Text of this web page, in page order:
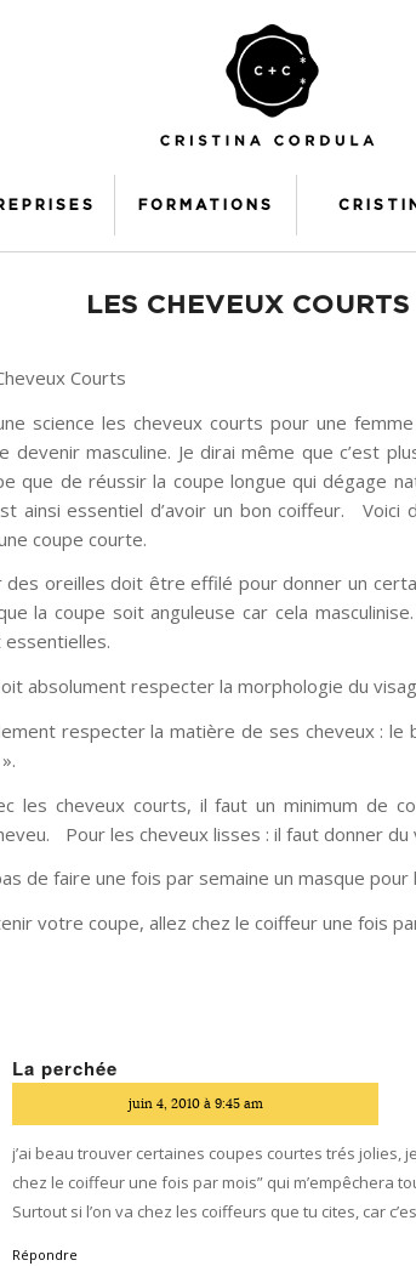
FORMATIONS
LES CHEVEUX COURTS
science les cheveux courts pour une
devenir masculine. Je dirai même que c’est
que de réussir la coupe longue qui dégage
ainsi essentiel d’avoir un bon coiffeur. Voici
coupe courte.
des oreilles doit être effilé pour donner un
la coupe soit anguleuse car cela
absolument respecter la morphologie du
respecter la matière de ses cheveux : le
les cheveux courts, il faut un minimum de
Pour les cheveux lisses : il faut donner du
de faire une fois par semaine un masque
votre coupe, allez chez le coiffeur une fois
La perchée
juin 4, 2010 à 9:45 am
j’ai beau trouver certaines coupes courtes trés jolies,
chez le coiffeur une fois par mois” qui m’empêchera
Surtout si l’on va chez les coiffeurs que tu cites, car
Répondre